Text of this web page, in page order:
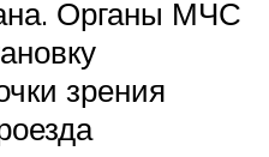
Органы МЧС
зрения